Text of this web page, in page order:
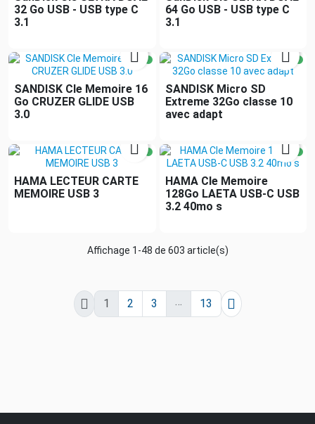
32 Go USB - USB type C
3.1
64 Go USB - USB type C
3.1

SANDISK Cle Memoire 16
Go CRUZER GLIDE USB
3.0

SANDISK Micro SD
Extreme 32Go classe 10
avec adapt

HAMA LECTEUR CARTE
MEMOIRE USB 3

HAMA Cle Memoire
128Go LAETA USB-C USB
3.2 40mo s
Affichage 1-48 de 603 article(s)
 1 2 3 … 13 